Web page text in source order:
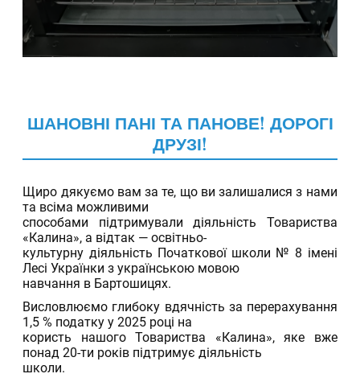
ШАНОВНІ ПАНІ ТА ПАНОВЕ! ДОРОГІ
ДРУЗІ!
Щиро дякуємо вам за те, що ви залишалися з нами
та всіма можливими
способами підтримували діяльність Товариства
«Калина», а відтак — освітньо-
культурну діяльність Початкової школи № 8 імені
Лесі Українки з українською мовою
навчання в Бартошицях.
Висловлюємо глибоку вдячність за перерахування
1,5 % податку у 2025 році на
користь нашого Товариства «Калина», яке вже
понад 20-ти років підтримує діяльність
школи.